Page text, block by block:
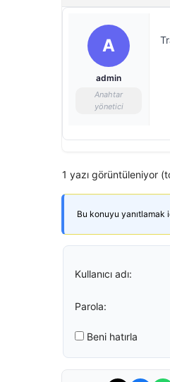
A
admin
Anahtar
yönetici
1 yazı görüntüleniyor
Bu konuyu yanıtlamak
Kullanıcı adı:
Parola:
Beni hatırla